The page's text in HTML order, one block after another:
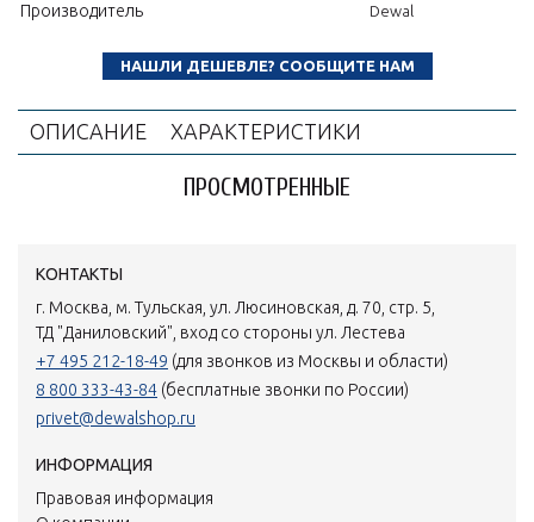
Производитель Dewal
НАШЛИ ДЕШЕВЛЕ? СООБЩИТЕ НАМ
ОПИСАНИЕ ХАРАКТЕРИСТИКИ
ПРОСМОТРЕННЫЕ
КОНТАКТЫ
г. Москва, м. Тульская, ул. Люсиновская, д. 70, стр. 5,
ТД "Даниловский", вход со стороны ул. Лестева
+7 495 212-18-49 (для звонков из Москвы и области)
8 800 333-43-84 (бесплатные звонки по России)
privet@dewalshop.ru
ИНФОРМАЦИЯ
Правовая информация